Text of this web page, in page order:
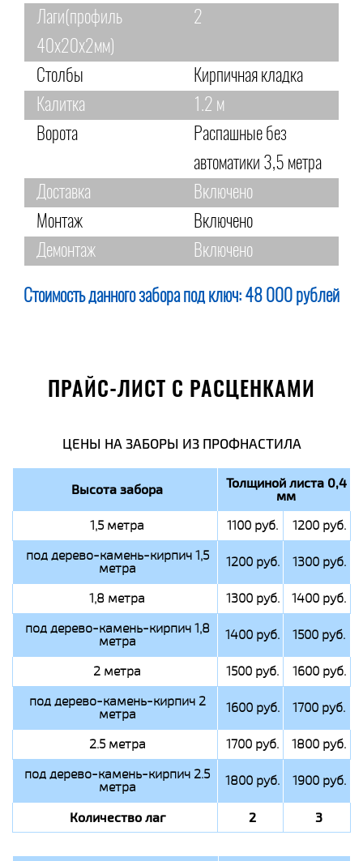
Лаги(профиль
40х20х2мм)
2
Столбы
Кирпичная кладка
Калитка
1.2 м
Ворота
Распашные без
автоматики 3,5 метра
Доставка
Включено
Монтаж
Включено
Демонтаж
Включено
Стоимость данного забора под ключ: 48 000 рублей
ПРАЙС-ЛИСТ С РАСЦЕНКАМИ
ЦЕНЫ НА ЗАБОРЫ ИЗ ПРОФНАСТИЛА
Высота забора Толщиной листа 0,4
мм
1,5 метра 1100 руб.
1200 руб.
под дерево-камень-кирпич 1,5
метра 1200 руб. 1300 руб.
1,8 метра 1300 руб.
1400 руб.
под дерево-камень-кирпич 1,8
метра 1400 руб. 1500 руб.
2 метра 1500 руб.
1600 руб.
под дерево-камень-кирпич 2
метра 1600 руб. 1700 руб.
2.5 метра 1700 руб.
1800 руб.
под дерево-камень-кирпич 2.5
метра 1800 руб. 1900 руб.
Количество лаг 2 3